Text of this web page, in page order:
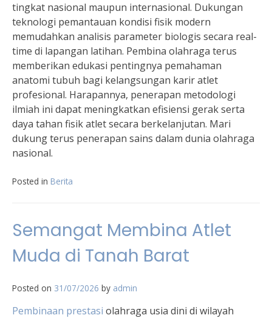
tingkat nasional maupun internasional. Dukungan
teknologi pemantauan kondisi fisik modern
memudahkan analisis parameter biologis secara real-
time di lapangan latihan. Pembina olahraga terus
memberikan edukasi pentingnya pemahaman
anatomi tubuh bagi kelangsungan karir atlet
profesional. Harapannya, penerapan metodologi
ilmiah ini dapat meningkatkan efisiensi gerak serta
daya tahan fisik atlet secara berkelanjutan. Mari
dukung terus penerapan sains dalam dunia olahraga
nasional.
Posted in Berita
Semangat Membina Atlet
Muda di Tanah Barat
Posted on 31/07/2026 by admin
Pembinaan prestasi olahraga usia dini di wilayah